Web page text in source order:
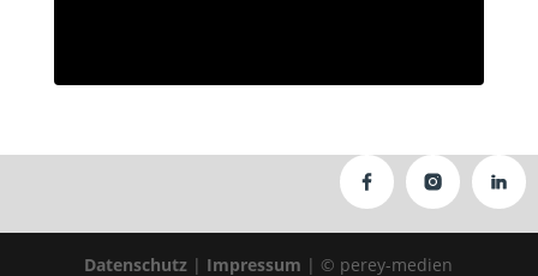
Datenschutz | Impressum | © perey-medien